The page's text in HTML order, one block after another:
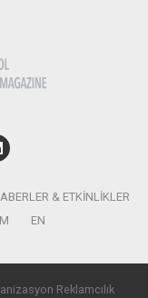
& ETKINLIKLER
EN
Reklamcılık